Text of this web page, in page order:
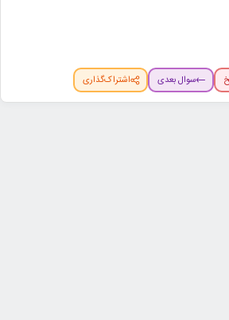
سوال بعدی اشتراک‌گذاری